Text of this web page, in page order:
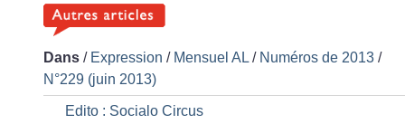
Dans / Expression / Mensuel AL / Numéros de 2013 /
N°229 (juin 2013)
Edito : Socialo Circus